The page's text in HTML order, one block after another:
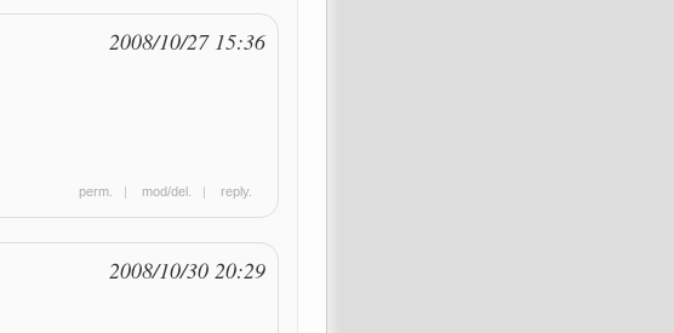
2008/10/27 15:36
perm. | mod/del. | reply.
2008/10/30 20:29